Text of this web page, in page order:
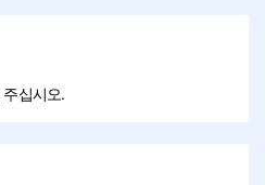
십시오.